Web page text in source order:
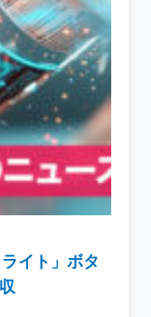
イト」ボタ